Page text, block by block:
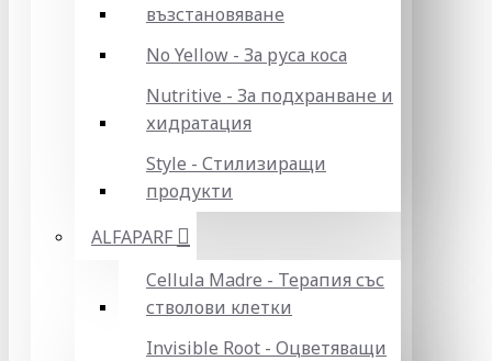
възстановяване
No Yellow - За руса коса
Nutritive - За подхранване и
хидратация
Style - Стилизиращи
продукти
ALFAPARF
Cellula Madre - Терапия със
стволови клетки
Invisible Root - Оцветяващи